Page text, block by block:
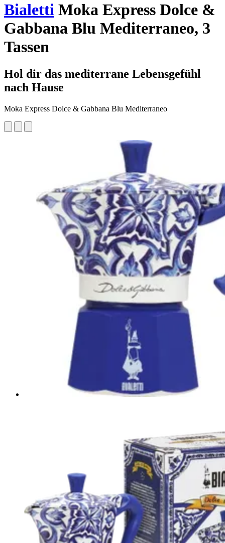
Bialetti Moka Express Dolce &
Gabbana Blu Mediterraneo, 3
Tassen
Hol dir das mediterrane Lebensgefühl
nach Hause
Moka Express Dolce & Gabbana Blu Mediterraneo